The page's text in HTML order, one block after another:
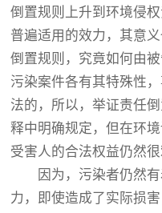
倒置规则上升到环境侵
普遍适用的效力，其意
倒置规则，究竟如何由
污染案件各有其特殊性
法的，所以，举证责任
释中明确规定，但在环
受害人的合法权益仍然很
因为，污染者仍然有
力，即使造成了实际损